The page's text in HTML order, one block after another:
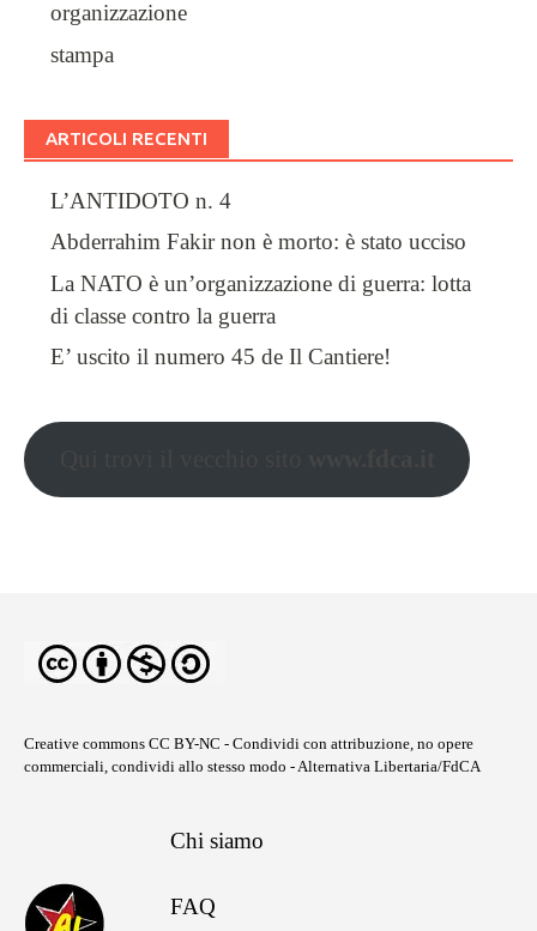
organizzazione
stampa
ARTICOLI RECENTI
L’ANTIDOTO n. 4
Abderrahim Fakir non è morto: è stato ucciso
La NATO è un’organizzazione di guerra: lotta
di classe contro la guerra
E’ uscito il numero 45 de Il Cantiere!
Creative commons CC BY-NC - Condividi con attribuzione, no opere
commerciali, condividi allo stesso modo - Alternativa Libertaria/FdCA
Chi siamo
FAQ